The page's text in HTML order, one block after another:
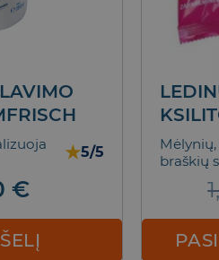
★5/5
€
braškių